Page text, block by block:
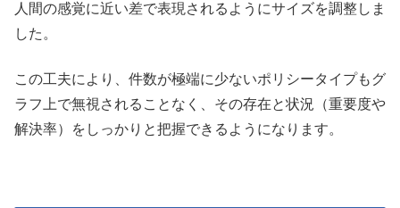
人間の感覚に近い差で表現されるようにサイズを調整しま
した。
この工夫により、件数が極端に少ないポリシータイプもグ
ラフ上で無視されることなく、その存在と状況（重要度や
解決率）をしっかりと把握できるようになります。